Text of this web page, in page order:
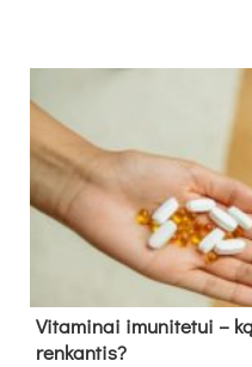
Vitaminai imunitetui –
renkantis?